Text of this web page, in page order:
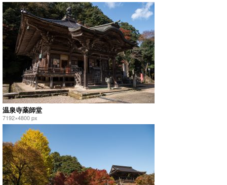
温泉寺薬師堂
7192×4800 px